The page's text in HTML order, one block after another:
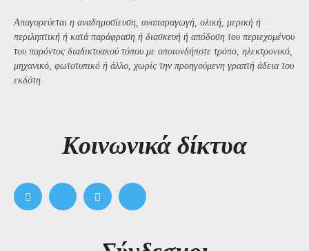
Απαγορεύεται η αναδημοσίευση, αναπαραγωγή, ολική, μερική ή
περιληπτική ή κατά παράφραση ή διασκευή ή απόδοση του περιεχομένου
του παρόντος διαδικτυακού τόπου με οποιονδήποτε τρόπο, ηλεκτρονικό,
μηχανικό, φωτοτυπικό ή άλλο, χωρίς την προηγούμενη γραπτή άδεια του
εκδότη.
Kοινωνικά δίκτυα